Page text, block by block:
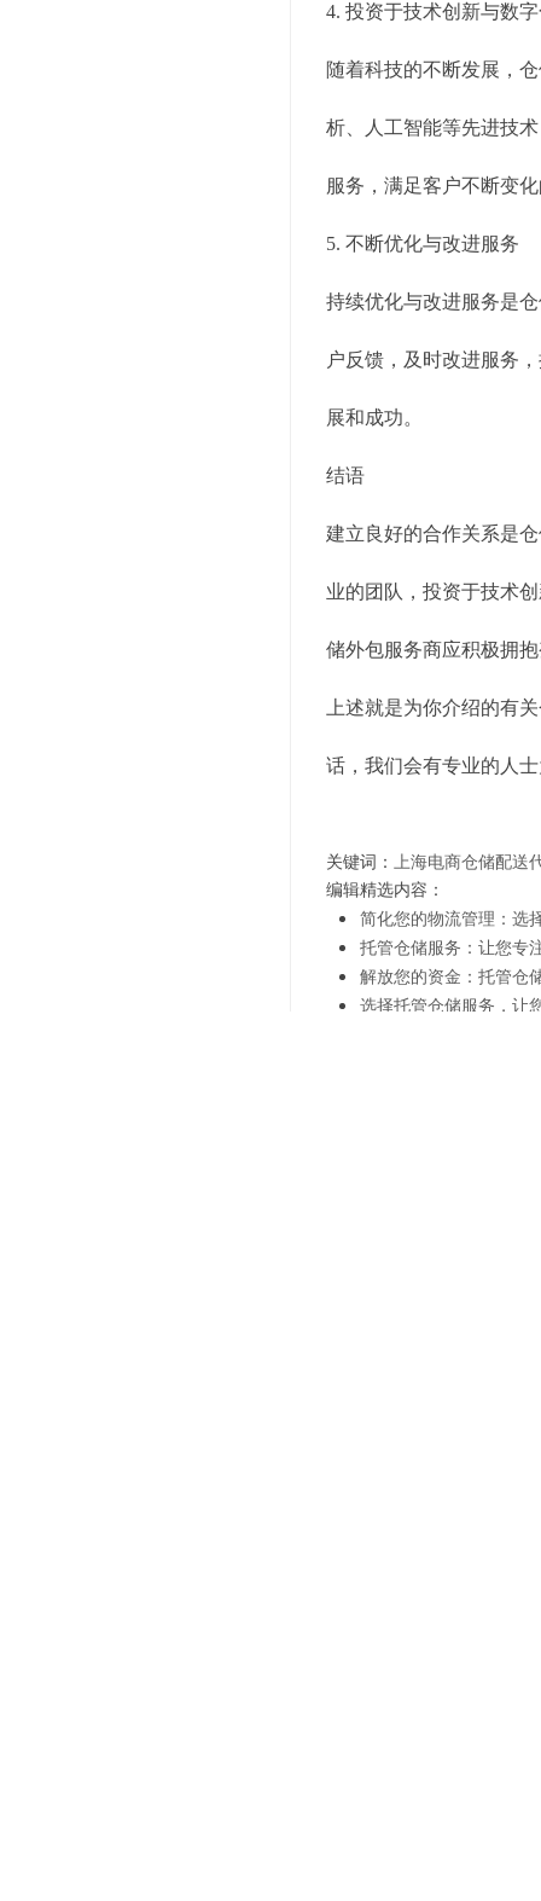
4. 投资于技术创新与数
随着科技的不断发展，
析、人工智能等先进技
服务，满足客户不断变
5. 不断优化与改进服务
持续优化与改进服务是
户反馈，及时改进服务
展和成功。
结语
建立良好的合作关系是
业的团队，投资于技术
储外包服务商应积极拥
上述就是为你介绍的有
话，我们会有专业的人
关键词： 上海电商仓储配送
编辑精选内容：
简化您的物流管理：选
托管仓储服务：让您专
解放您的资金：托管仓
选择托管仓储服务，让